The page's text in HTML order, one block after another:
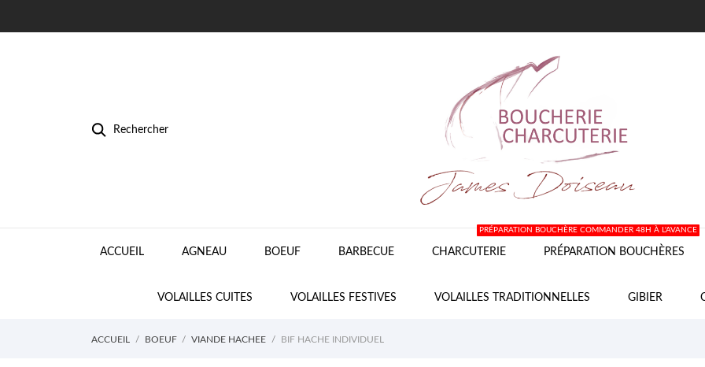
Rechercher
ACCUEIL AGNEAU BOEUF BARBECUE CHARCUTERIE PRÉPARATION BOUCHÈRES
PRÉPARATION BOUCHÈRE COMMANDER 48H À L'AVANCE
VOLAILLES CUITES VOLAILLES FESTIVES VOLAILLES TRADITIONNELLES GIBIER
ACCUEIL BOEUF VIANDE HACHEE BIF HACHE INDIVIDUEL